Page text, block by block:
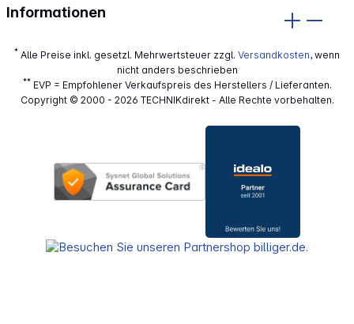
Informationen
* Alle Preise inkl. gesetzl. Mehrwertsteuer zzgl. Versandkosten, wenn
nicht anders beschrieben
**EVP = Empfohlener Verkaufspreis des Herstellers / Lieferanten.
Copyright © 2000 - 2026 TECHNIKdirekt - Alle Rechte vorbehalten.